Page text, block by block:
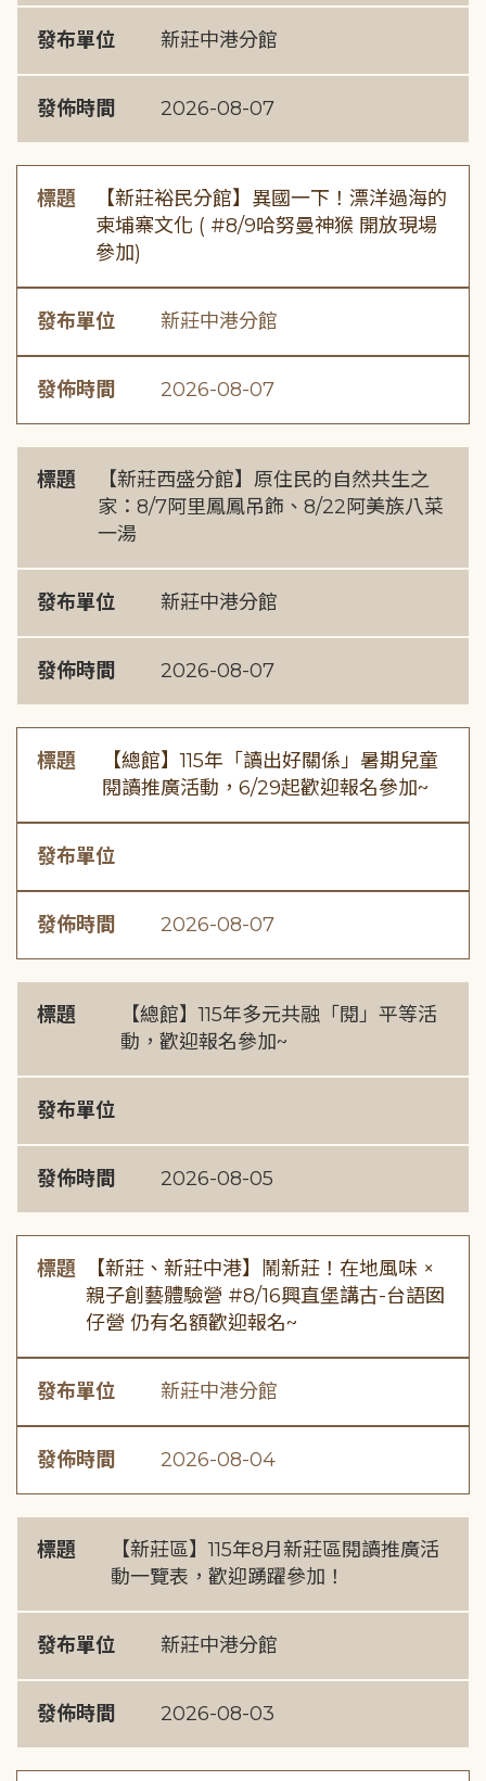
發布單位 新莊中港分館
發佈時間 2026-08-07
標題
【新莊裕民分館】異國一下！漂洋過海的
柬埔寨文化 ( #8/9哈努曼神猴 開放現場
參加)
發布單位 新莊中港分館
發佈時間 2026-08-07
標題
【新莊西盛分館】原住民的自然共生之
家：8/7阿里鳳鳳吊飾、8/22阿美族八菜
一湯
發布單位 新莊中港分館
發佈時間 2026-08-07
標題
【總館】115年「讀出好關係」暑期兒童
閱讀推廣活動，6/29起歡迎報名參加~
發布單位
發佈時間 2026-08-07
標題
【總館】115年多元共融「閱」平等活
動，歡迎報名參加~
發布單位
發佈時間 2026-08-05
標題
【新莊、新莊中港】鬧新莊！在地風味 ×
親子創藝體驗營 #8/16興直堡講古-台語囡
仔營 仍有名額歡迎報名~
發布單位 新莊中港分館
發佈時間 2026-08-04
標題
【新莊區】115年8月新莊區閱讀推廣活
動一覽表，歡迎踴躍參加！
發布單位 新莊中港分館
發佈時間 2026-08-03